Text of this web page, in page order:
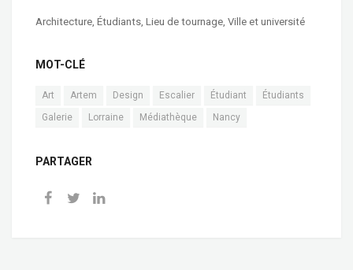
Architecture, Étudiants, Lieu de tournage, Ville et université
MOT-CLÉ
Art Artem Design Escalier Étudiant
Étudiants
Galerie
Lorraine Médiathèque Nancy
PARTAGER